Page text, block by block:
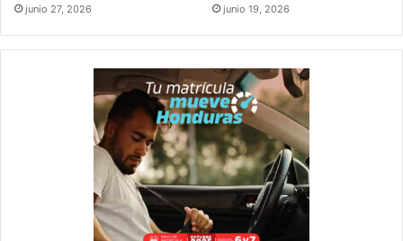
junio 27, 2026 junio 19, 2026